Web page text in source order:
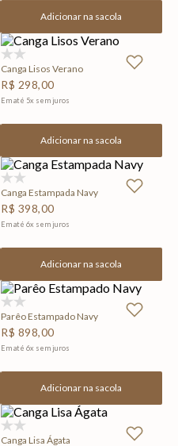
Adicionar na sacola
Canga Lisos Verano
R$ 298,00
Em até 5x sem juros
Adicionar na sacola
Canga Estampada Navy
R$ 398,00
Em até 6x sem juros
Adicionar na sacola
Parêo Estampado Navy
R$ 898,00
Em até 6x sem juros
Adicionar na sacola
Canga Lisa Ágata